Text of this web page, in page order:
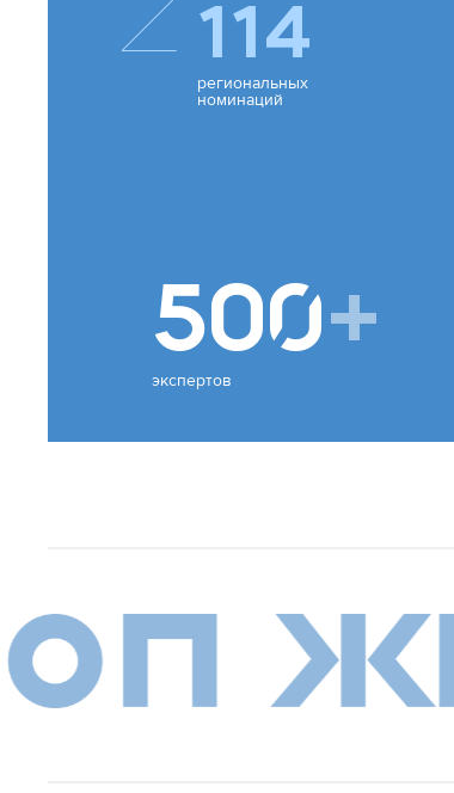
500+
экспертов
114
региональных
номинаций